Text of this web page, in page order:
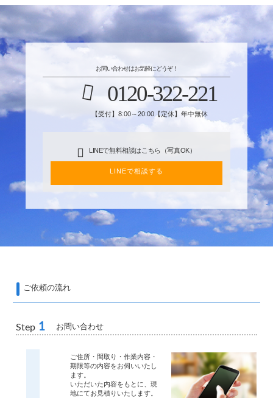
お問い合わせはお気軽にどうぞ！
0120-322-221
【受付】8:00～20:00【定休】年中無休
LINEで無料相談はこちら（写真OK）
LINEで相談する
ご依頼の流れ
Step 1 お問い合わせ
ご住所・間取り・作業内容・
期限等の内容をお伺いいたし
ます。
いただいた内容をもとに、現
地にてお見積りいたします。